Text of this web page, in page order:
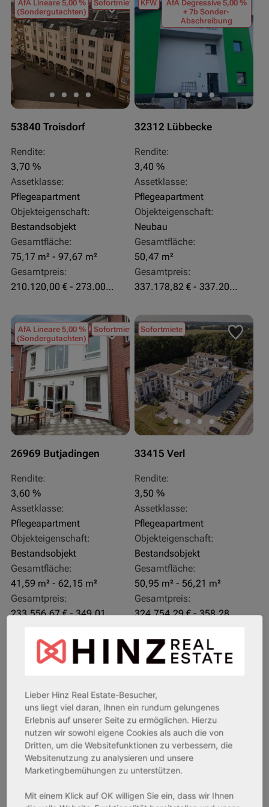
AfA Lineare 5,00 %
(Sondergutachten)
Sofortmiete
53840 Troisdorf
Rendite:
3,70 %
Assetklasse:
Pflegeapartment
Objekteigenschaft:
Bestandsobjekt
Gesamtfläche:
75,17 m² - 97,67 m²
Gesamtpreis:
210.120,00 € - 273.003,24 €
KFW
AfA Degressive 5,00 %
+ 7b Sonder-
Abschreibung
32312 Lübbecke
Rendite:
3,40 %
Assetklasse:
Pflegeapartment
Objekteigenschaft:
Neubau
Gesamtfläche:
50,47 m²
Gesamtpreis:
337.178,82 € - 337.207,06 €
AfA Lineare 5,00 %
(Sondergutachten)
Sofortmiete
26969 Butjadingen
Rendite:
3,60 %
Assetklasse:
Pflegeapartment
Objekteigenschaft:
Bestandsobjekt
Gesamtfläche:
41,59 m² - 62,15 m²
Gesamtpreis:
233.556,67 € - 349.016,67 €
Sofortmiete
33415 Verl
Rendite:
3,50 %
Assetklasse:
Pflegeapartment
Objekteigenschaft:
Bestandsobjekt
Gesamtfläche:
50,95 m² - 56,21 m²
Gesamtpreis:
324.754,29 € - 358.289,14 €
AfA Degressive 5,00 %
27711 Osterholz-Scharmbeck
Sofortmiete
Lieber Hinz Real Estate-Besucher,
uns liegt viel daran, Ihnen ein rundum gelungenes
Erlebnis auf unserer Seite zu ermöglichen. Hierzu
nutzen wir sowohl eigene Cookies als auch die von
Dritten, um die Websitefunktionen zu verbessern, die
Websitenutzung zu analysieren und unsere
Marketingbemühungen zu unterstützen.
Mit einem Klick auf OK willigen Sie ein, dass wir Ihnen